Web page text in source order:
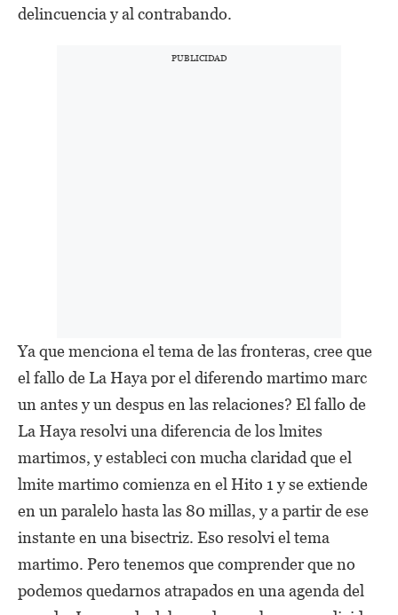
delincuencia y al contrabando.
Ya que menciona el tema de las fronteras, cree que
el fallo de La Haya por el diferendo martimo marc
un antes y un despus en las relaciones? El fallo de
La Haya resolvi una diferencia de los lmites
martimos, y estableci con mucha claridad que el
lmite martimo comienza en el Hito 1 y se extiende
en un paralelo hasta las 80 millas, y a partir de ese
instante en una bisectriz. Eso resolvi el tema
martimo. Pero tenemos que comprender que no
podemos quedarnos atrapados en una agenda del